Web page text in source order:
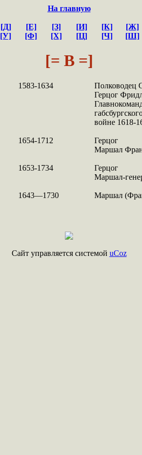
На главную
[Д] [Е] [З] [И] [К] [Ж]
[У] [Ф] [Х] [Ц] [Ч] [Ш]
[= В =]
1583-1634
Полководец
Герцог
войне 1618-
1654-1712
Герцог
Маршал
1653-1734
Герцог
Маршал-
1643—1730 Маршал
Сайт управляется системой uCoz